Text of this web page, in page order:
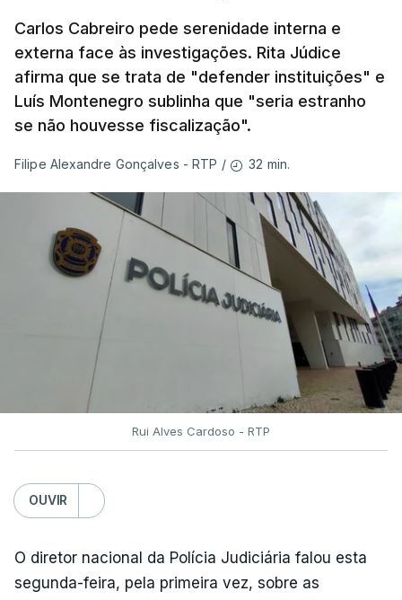
No fim de semana, António José Seguro
afirmou que tem transmitido a necessidade
de se melhorar "a prevenção e a capacidade
de resposta” no combate aos incêndios e
Independente, que avaliou os incêndios de
agosto do ano passado, conclui que “muito
ficou por fazer depois dos relatórios
anteriores, dos incêndios de 2017”.
Montenegro frisou ainda que"este ano temos o
maior dispositivo especial de combater a
incêndios rurais de sempre"
e salientou as
parcerias com os países que colaboram no
Mecanismo Europeu de Proteção Civil.
ERRO100
ERROR ON HTML5 MEDIA ELEMENT
ESTE CONTEÚDO ESTÁ NESTE
MOMENTO INDISPONÍVEL
Carlos Cabreiro pede serenidade interna e
externa face às investigações. Rita Júdice
afirma que se trata de "defender instituições" e
Luís Montenegro sublinha que "seria estranho
se não houvesse fiscalização".
Filipe Alexandre Gonçalves - RTP / 32 min.
Rui Alves Cardoso - RTP
OUVIR
O diretor nacional da Polícia Judiciária falou esta
segunda-feira, pela primeira vez, sobre as